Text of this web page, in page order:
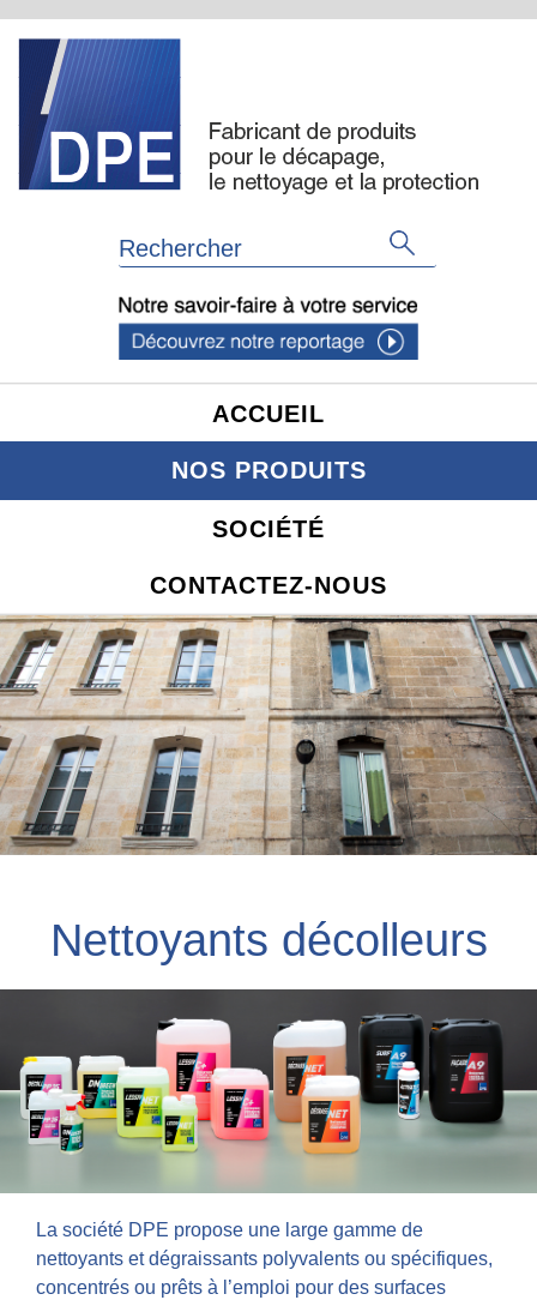
ACCUEIL
NOS PRODUITS
SOCIÉTÉ
CONTACTEZ-NOUS
Nettoyants décolleurs
La société DPE propose une large gamme de
nettoyants et dégraissants polyvalents ou spécifiques,
concentrés ou prêts à l’emploi pour des surfaces